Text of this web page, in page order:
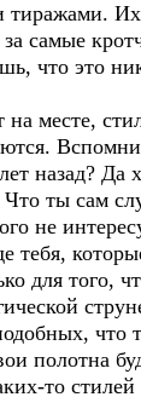
самые
что это
на месте,
назад? Да
Что ты сам
не
тебя,
для того,
что
полотна
то